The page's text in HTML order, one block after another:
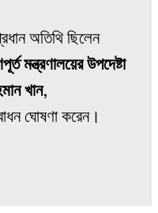
অতিথি ছিলেন
মন্ত্রণালয়ের উপদেষ্টা
খান,
ঘোষণা করেন।